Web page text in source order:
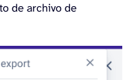
de archivo de